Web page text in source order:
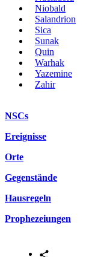
Niobald
Salandrion
Sica
Sunak
Quin
Warhak
Yazemine
Zahir
NSCs
Ereignisse
Orte
Gegenstände
Hausregeln
Prophezeiungen